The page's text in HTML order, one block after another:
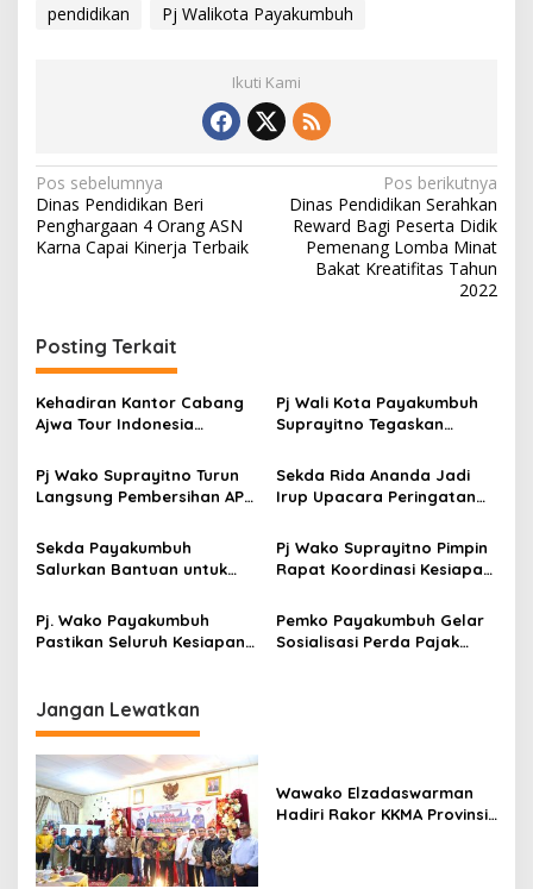
pendidikan Pj Walikota Payakumbuh
Ikuti Kami
N
a
v
a
s
i
o
Pos sebelumnya
Dinas Pendidikan Beri
Penghargaan 4 Orang ASN
Karna Capai Kinerja Terbaik
Pos berikutnya
Dinas Pendidikan Serahkan
Reward Bagi Peserta Didik
Pemenang Lomba Minat
Bakat Kreatifitas Tahun
2022
Posting Terkait
Kehadiran Kantor Cabang
Ajwa Tour Indonesia
Masyarakat Payakumbuh
dan Limapuluh Kota
Pj Wali Kota Payakumbuh
Suprayitno Tegaskan
Eksekutif dan Legislatif
Dalam Mendukung
Pembangunan Daerah
Pj Wako Suprayitno Turun
Langsung Pembersihan APK
Serentak 2024
Sekda Rida Ananda Jadi
Irup Upacara Peringatan
2024
Sekda Payakumbuh
Salurkan Bantuan untuk
Gadang di Luak Ampuah
Pj Wako Suprayitno Pimpin
Rapat Koordinasi Kesiapan
Pj. Wako Payakumbuh
Pastikan Seluruh Kesiapan
Pemko Payakumbuh Gelar
Sosialisasi Perda Pajak
Jangan Lewatkan
Wawako Elzadaswarman
Hadiri Rakor KKMA Provinsi